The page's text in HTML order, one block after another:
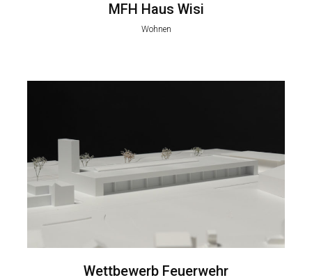
MFH Haus Wisi
Wohnen
Wettbewerb Feuerwehr